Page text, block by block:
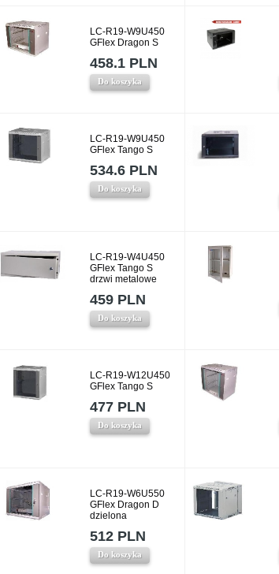
LC-R19-W9U450
GFlex Dragon S
458.1 PLN
Do koszyka
LC-R19-W9U450
GFlex Tango S
534.6 PLN
Do koszyka
LC-R19-W4U450
GFlex Tango S
drzwi metalowe
459 PLN
Do koszyka
LC-R19-W12U450
GFlex Tango S
477 PLN
Do koszyka
LC-R19-W6U550
GFlex Dragon D
dzielona
512 PLN
Do koszyka